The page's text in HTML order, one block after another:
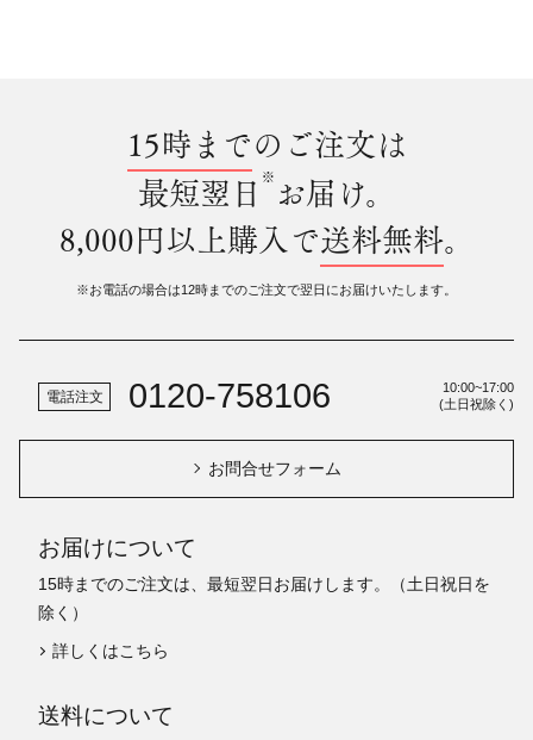
15時までのご注文は
最短翌日 ※ お届け。
8,000円以上購入で送料無料。
※お電話の場合は12時までのご注文で翌日にお届けいたします。
電話注文 0120-758106
10:00~17:00
(土日祝除く)
お問合せフォーム
お届けについて
15時までのご注文は、最短翌日お届けします。（土日祝日を
除く）
詳しくはこちら
送料について